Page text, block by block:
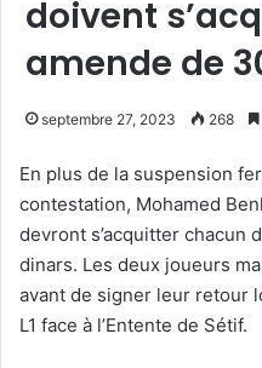
doivent
amende de
septembre 27, 2023 268
En plus de la suspension
contestation, Mohamed
devront s’acquitter chacun
dinars. Les deux joueurs
avant de signer leur retour
L1 face à l’Entente de Sétif.